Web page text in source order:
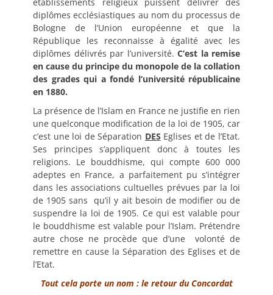
diplômes ecclésiastiques au nom du processus de
Bologne de l’Union européenne et que la
République les reconnaisse à égalité avec les
diplômes délivrés par l’université. C’est la remise
en cause du principe du monopole de la collation
des grades qui a fondé l’université républicaine
en 1880.
La présence de l’Islam en France ne justifie en rien
une quelconque modification de la loi de 1905, car
c’est une loi de Séparation DES Eglises et de l’Etat.
Ses principes s’appliquent donc à toutes les
religions. Le bouddhisme, qui compte 600 000
adeptes en France, a parfaitement pu s’intégrer
dans les associations cultuelles prévues par la loi
de 1905 sans qu’il y ait besoin de modifier ou de
suspendre la loi de 1905. Ce qui est valable pour
le bouddhisme est valable pour l’Islam. Prétendre
autre chose ne procède que d’une volonté de
remettre en cause la Séparation des Eglises et de
l’Etat.
Tout cela porte un nom : le retour du Concordat